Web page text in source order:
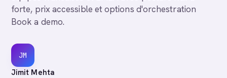
forte, prix accessible et options d'orchestration
Book a demo.
JM
Jimit Mehta